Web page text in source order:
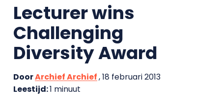
Lecturer wins
Challenging
Diversity Award
DoorArchief Archief, 18 februari 2013
Leestijd:1 minuut